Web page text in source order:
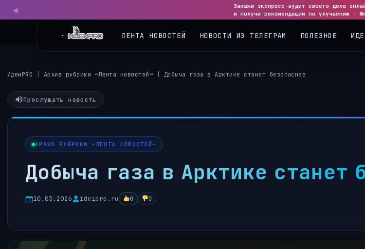
Закажи экспресс-аудит своего дела
и получи рекомендации по улучшению -
ИдеиPRO Архив рубрики ~Лента новостей~ Добыча газа в Арктике станет безопаснее
Прослушать новость
АРХИВ РУБРИКИ ~ЛЕНТА НОВОСТЕЙ~
Добыча газа в Арктике станет
10.03.2026 ideipro.ru 0 0